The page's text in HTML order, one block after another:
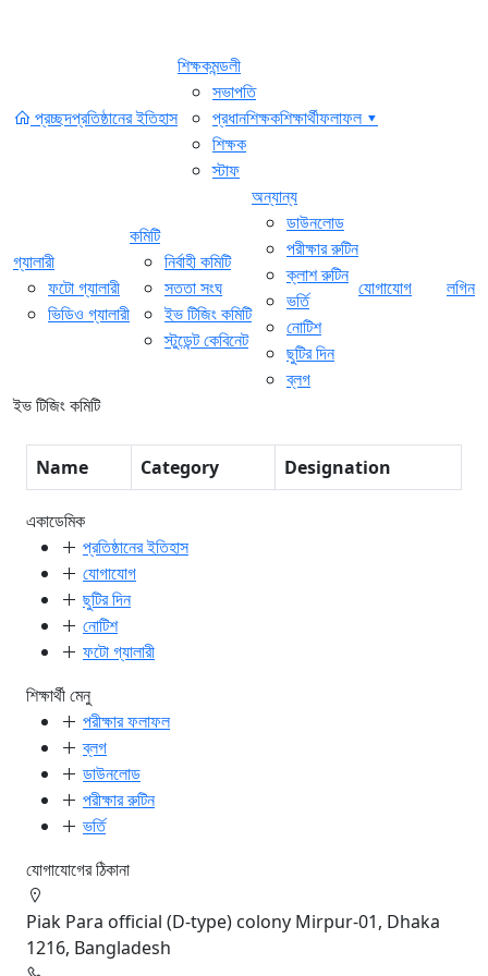
প্রচ্ছদপ্রতিষ্ঠানের ইতিহাস
শিক্ষকমন্ডলী
সভাপতি
প্রধানশিক্ষক
শিক্ষক
স্টাফ
শিক্ষার্থীফলাফল ▾
গ্যালারী
ফটো গ্যালারী
ভিডিও গ্যালারী
কমিটি
নির্বাহী কমিটি
সততা সংঘ
ইভ টিজিং কমিটি
স্টুডেন্ট কেবিনেট
অন্যান্য
ডাউনলোড
পরীক্ষার রুটিন
ক্লাশ রুটিন
ভর্তি
নোটিশ
ছুটির দিন
ব্লগ
যোগাযোগ লগিন
ইভ টিজিং কমিটি
Name Category Designation
একাডেমিক
প্রতিষ্ঠানের ইতিহাস
যোগাযোগ
ছুটির দিন
নোটিশ
ফটো গ্যালারী
শিক্ষার্থী মেনু
পরীক্ষার ফলাফল
ব্লগ
ডাউনলোড
পরীক্ষার রুটিন
ভর্তি
যোগাযোগের ঠিকানা
Piak Para official (D-type) colony Mirpur-01, Dhaka
1216, Bangladesh